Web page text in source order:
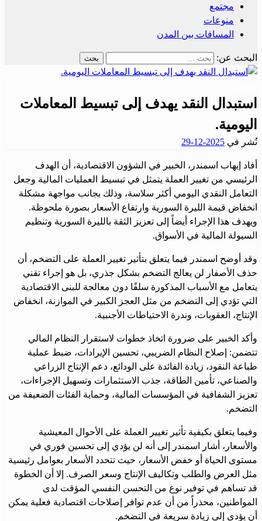
مجتمع
منوعات
المسافات بين المدن
البحث عن:
استبدال النقد يهدف إلى تبسيط المعاملات
اليومية.
نُشر في 2025-12-29
أفاد إيهاب اسمندر، الخبير في الشؤون الاقتصادية، أن الهدف
الرئيسي من تغيير العملة يتمثل في تبسيط العمليات المالية وجعل
التعامل النقدي اليومي أكثر سلاسة، وذلك بجانب مواجهة مشكلة
انخفاض قيمة الليرة السورية وارتفاع الأسعار بصورة ملحوظة.
ويهدف هذا الإجراء أيضاً إلى تعزيز الثقة بالليرة السورية وتنظيم
السيولة المالية في الأسواق.
وقد أوضح اسمندر فيما يتعلق بتأثير تغيير العملة على التضخم، أن
حذف الأصفار لن يعالج التضخم بشكل جذري، بل هو إجراء تقني
يتعامل مع الأسباب المذكورة سلفًا دون معالجة للبنى الاقتصادية
التي تؤدي إلى التضخم من مثل العجز الكبير في الموازنة، انخفاض
الإنتاج، العقوبات، وندرة الاحتياطات الأجنبية.
وأكد الخبير على ضرورة اتخاذ خطوات لاستقرار النظام المالي
تتضمن: إصلاح النظام الضريبي، تحسين الإيرادات، ضبط عملية
طباعة النقود، زيادة الفائدة على الودائع، دعم الإنتاج الزراعي
والصناعي، تأمين الطاقة، جذب الاستثمارات وتسهيل الإجراءات،
تعزيز الشفافية في المؤسسات المالية، وحماية الفئات الضعيفة من
التضخم.
وفيما يتعلق بكيفية تأثير تغيير العملة على الأحوال المعيشية
والأسعار، أشار اسمندر إلى أنه لن يؤدي إلى تحسين فوري في
مستوى الحياة أو خفض الأسعار، حيث تتحدد الأسعار بعوامل رئيسية
مثل العرض والطلب وتكاليف الإنتاج وسعر الصرف. إلا أن الخطوة
قد تساهم في توفير نوع من التحسن النفسي المؤقت لدى
المواطنين، محذراً من أن عدم توافر إصلاحات اقتصادية فعلية يمكن
أن يؤدي إلى زيادة سريعة في التضخم.